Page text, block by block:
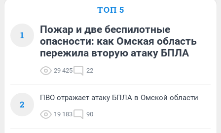
ТОП 5
1
Пожар и две беспилотные
опасности: как Омская область
пережила вторую атаку БПЛА
29 425 22
2
ПВО отражает атаку БПЛА в Омской области
19 183 90